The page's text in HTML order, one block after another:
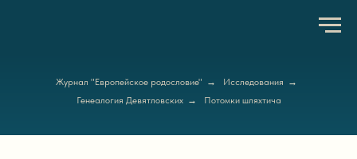
Журнал "Европейское родословие" → Исследования →
Генеалогия Девятловских → Потомки шляхтича